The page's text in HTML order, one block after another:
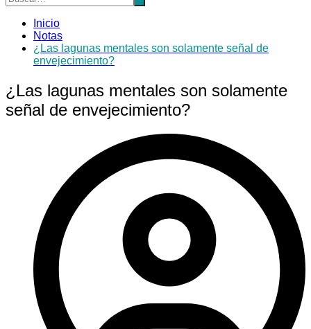
Inicio
Notas
¿Las lagunas mentales son solamente señal de
envejecimiento?
¿Las lagunas mentales son solamente
señal de envejecimiento?